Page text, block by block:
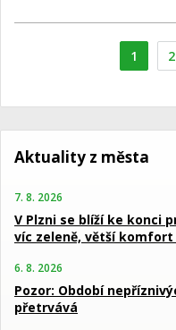
1 2
Aktuality z města
7. 8. 2026
V Plzni se blíží ke konci
víc zeleně, větší komfort
6. 8. 2026
Pozor: Období
přetrvává